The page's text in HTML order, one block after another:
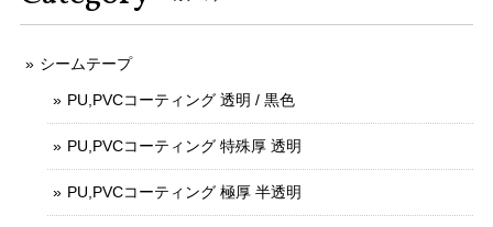
シームテープ
PU,PVCコーティング 透明 / 黒色
PU,PVCコーティング 特殊厚 透明
PU,PVCコーティング 極厚 半透明